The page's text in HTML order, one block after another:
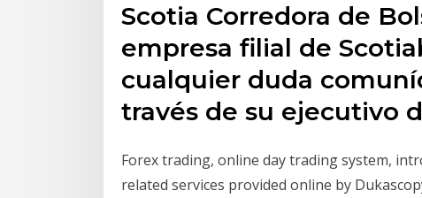
Scotia Corredora de
empresa filial de
cualquier duda
través de su ejecutivo
Forex trading, online day trading system,
related services provided online by